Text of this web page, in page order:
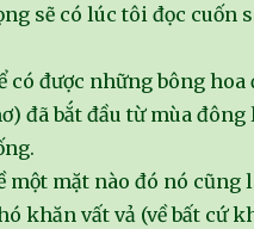
sẽ có lúc tôi đọc cuốn
có được những bông hoa
đã bắt đầu từ mùa
một mặt nào đó nó
khăn vất vả (về bất cứ